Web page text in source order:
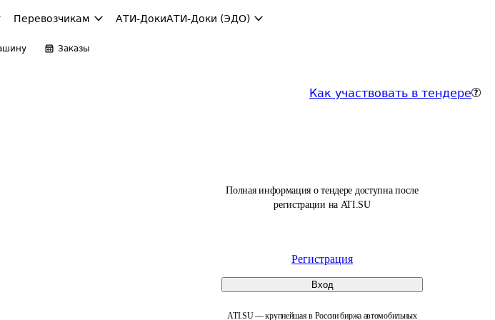
Перевозчикам АТИ-ДокиАТИ-Доки (ЭДО)
Заказы
Как участвовать в тендере
Полная информация о тендере доступна после
регистрации на ATI.SU
Регистрация
Вход
ATI.SU — крупнейшая в России биржа автомобильных